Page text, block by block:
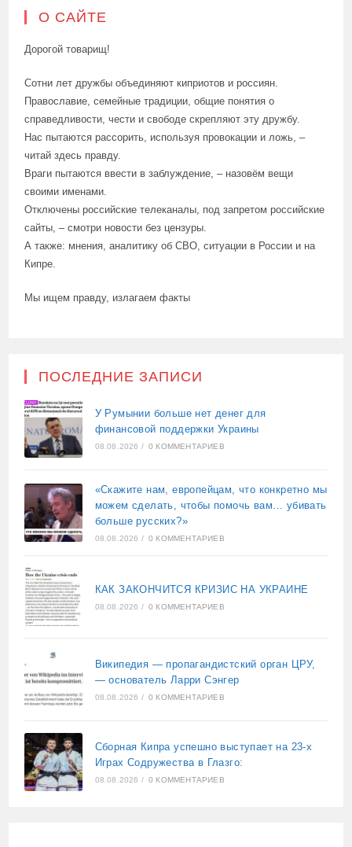
О САЙТЕ
Дорогой товарищ!
Сотни лет дружбы объединяют киприотов и россиян.
Православие, семейные традиции, общие понятия о
справедливости, чести и свободе скрепляют эту дружбу.
Нас пытаются рассорить, используя провокации и ложь, –
читай здесь правду.
Враги пытаются ввести в заблуждение, – назовём вещи
своими именами.
Отключены российские телеканалы, под запретом российские
сайты, – смотри новости без цензуры.
А также: мнения, аналитику об СВО, ситуации в России и на
Кипре.
Мы ищем правду, излагаем факты
ПОСЛЕДНИЕ ЗАПИСИ
У Румынии больше нет денег для
финансовой поддержки Украины
08.08.2026 / 0 КОММЕНТАРИЕВ
«Скажите нам, европейцам, что конкретно мы
можем сделать, чтобы помочь вам… убивать
больше русских?»
08.08.2026 / 0 КОММЕНТАРИЕВ
КАК ЗАКОНЧИТСЯ КРИЗИС НА УКРАИНЕ
08.08.2026 / 0 КОММЕНТАРИЕВ
Википедия — пропагандистский орган ЦРУ,
— основатель Ларри Сэнгер
08.08.2026 / 0 КОММЕНТАРИЕВ
Сборная Кипра успешно выступает на 23-х
Играх Содружества в Глазго:
08.08.2026 / 0 КОММЕНТАРИЕВ